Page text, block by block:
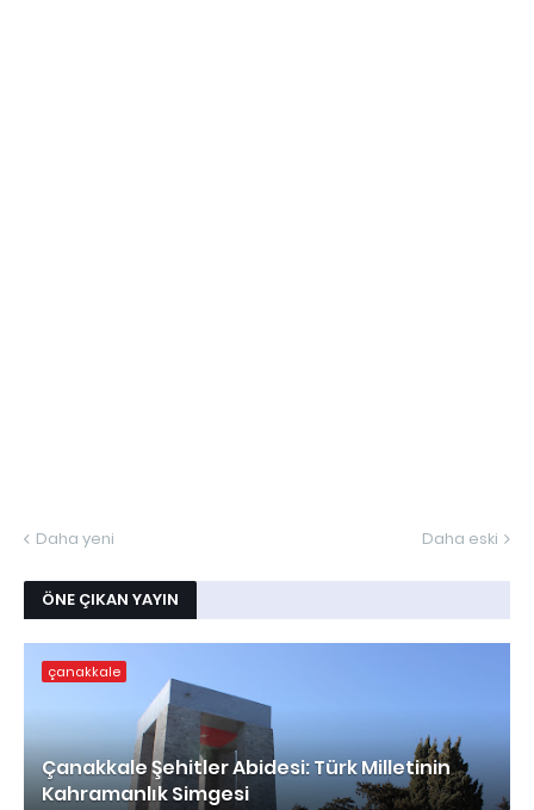
Daha yeni Daha eski
ÖNE ÇIKAN YAYIN
çanakkale
Çanakkale Şehitler Abidesi: Türk Milletinin
Kahramanlık Simgesi